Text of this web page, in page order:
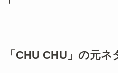
「CHU CHU」の元ネ